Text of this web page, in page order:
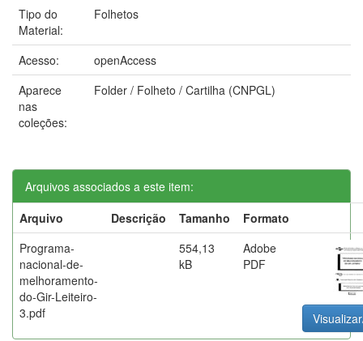
Tipo do
Material:
Folhetos
Acesso:
openAccess
Aparece
nas
coleções:
Folder / Folheto / Cartilha (CNPGL)
Arquivos associados a este item:
Arquivo
Descrição Tamanho
Formato
Programa-
nacional-de-
melhoramento-
do-Gir-Leiteiro-
3.pdf
554,13
kB
Adobe
PDF